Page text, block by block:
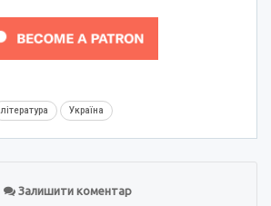
література Україна
Залишити коментар